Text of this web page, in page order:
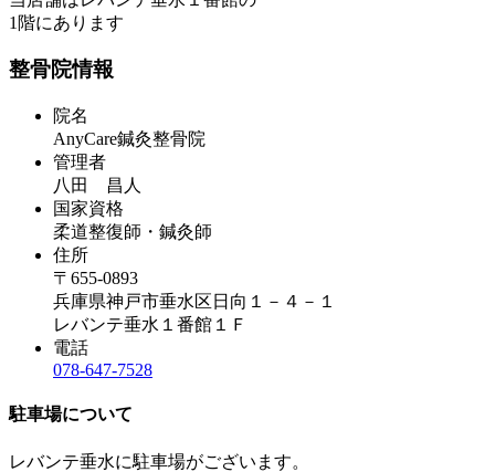
1階にあります
整骨院情報
院名
AnyCare鍼灸整骨院
管理者
八田 昌人
国家資格
柔道整復師・鍼灸師
住所
〒655-0893
兵庫県神戸市垂水区日向１－４－１
レバンテ垂水１番館１Ｆ
電話
078-647-7528
駐車場について
レバンテ垂水に駐車場がございます。